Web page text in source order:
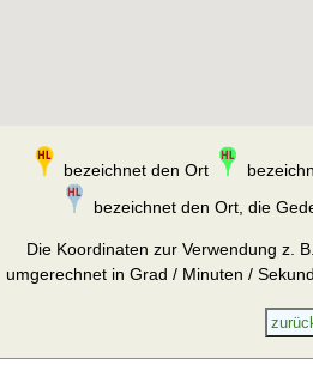
bezeichnet den Ort
bezeichnet den Ort, die
Die Koordinaten zur Verwendung z.
umgerechnet in Grad / Minuten /